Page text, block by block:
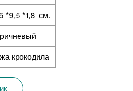
*9,5 *1,8 см.
крокодила